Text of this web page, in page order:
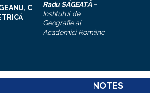
C
Radu SĂGEATĂ–
Institutul de
Geografie al
Academiei Române
NOTES